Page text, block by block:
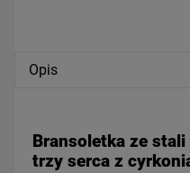
Opis
Bransoletka ze
trzy serca z